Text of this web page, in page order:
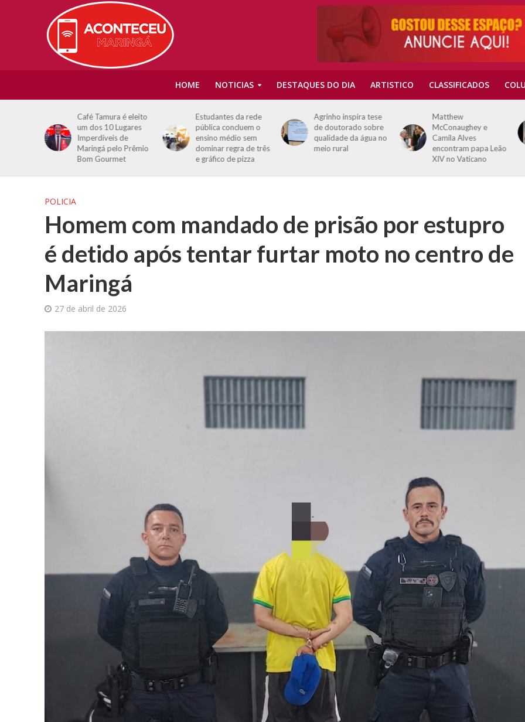
HOME NOTICIAS DESTAQUES DO DIA ARTISTICO CLASSIFICADOS
Café Tamura é eleito
um dos 10 Lugares
Imperdíveis de
Maringá pelo Prêmio
Bom Gourmet
Estudantes da rede
pública concluem o
ensino médio sem
dominar regra de três
e gráfico de pizza
Agrinho inspira tese
de doutorado sobre
qualidade da água no
meio rural
Matthew
McConaughey e
Camila Alves
encontram papa Leão
XIV no Vaticano
POLICIA
Homem com mandado de prisão por estupro
é detido após tentar furtar moto no centro de
Maringá
27 de abril de 2026